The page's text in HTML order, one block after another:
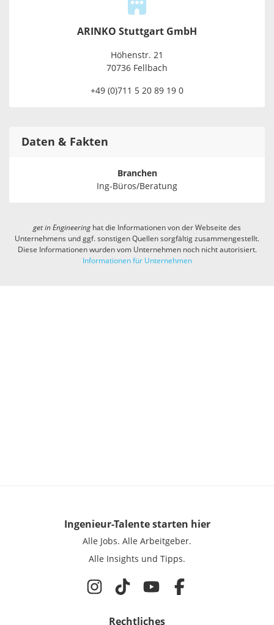
ARINKO Stuttgart GmbH
Höhenstr. 21
70736 Fellbach
+49 (0)711 5 20 89 19 0
Daten & Fakten
Branchen
Ing-Büros/Beratung
get in Engineeringhat die Informationen von der Webseite des
Unternehmens und ggf. sonstigen Quellen sorgfältig zusammengestellt.
Diese Informationen wurden vom Unternehmen noch nicht autorisiert.
Informationen für Unternehmen
Ingenieur-Talentestarten hier
Alle Jobs. Alle Arbeitgeber.
Alle Insights und Tipps.
Rechtliches